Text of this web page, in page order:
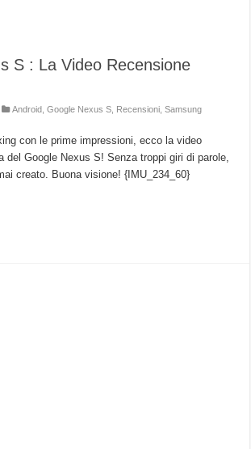
S : La Video Recensione
Android ,Google Nexus S Recensioni ,Samsung
con le prime impressioni, ecco la video
del Google Nexus S! Senza troppi giri di parole,
creato. Buona visione! {IMU_234_60}